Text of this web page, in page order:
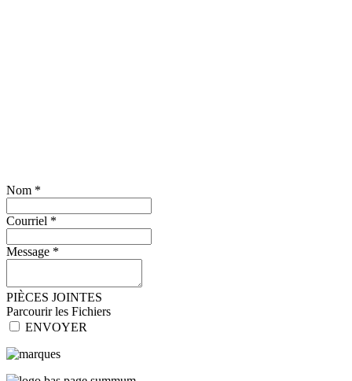
Nom *
Courriel *
Message *
PIÈCES JOINTES
Parcourir les Fichiers
ENVOYER